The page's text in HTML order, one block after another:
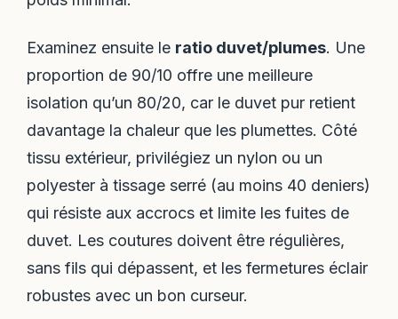
Examinez ensuite le ratio duvet/plumes. Une
proportion de 90/10 offre une meilleure
isolation qu’un 80/20, car le duvet pur retient
davantage la chaleur que les plumettes. Côté
tissu extérieur, privilégiez un nylon ou un
polyester à tissage serré (au moins 40 deniers)
qui résiste aux accrocs et limite les fuites de
duvet. Les coutures doivent être régulières,
sans fils qui dépassent, et les fermetures éclair
robustes avec un bon curseur.